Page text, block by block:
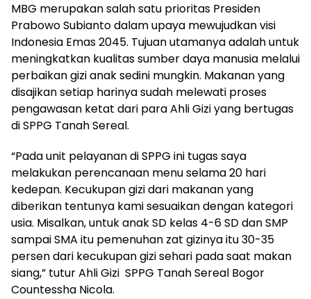
MBG merupakan salah satu prioritas Presiden
Prabowo Subianto dalam upaya mewujudkan visi
Indonesia Emas 2045. Tujuan utamanya adalah untuk
meningkatkan kualitas sumber daya manusia melalui
perbaikan gizi anak sedini mungkin. Makanan yang
disajikan setiap harinya sudah melewati proses
pengawasan ketat dari para Ahli Gizi yang bertugas
di SPPG Tanah Sereal.
“Pada unit pelayanan di SPPG ini tugas saya
melakukan perencanaan menu selama 20 hari
kedepan. Kecukupan gizi dari makanan yang
diberikan tentunya kami sesuaikan dengan kategori
usia. Misalkan, untuk anak SD kelas 4-6 SD dan SMP
sampai SMA itu pemenuhan zat gizinya itu 30-35
persen dari kecukupan gizi sehari pada saat makan
siang,” tutur Ahli Gizi SPPG Tanah Sereal Bogor
Countessha Nicola.